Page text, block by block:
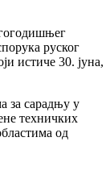
руског
истиче 30. јуна,
за сарадњу у
техничких
од